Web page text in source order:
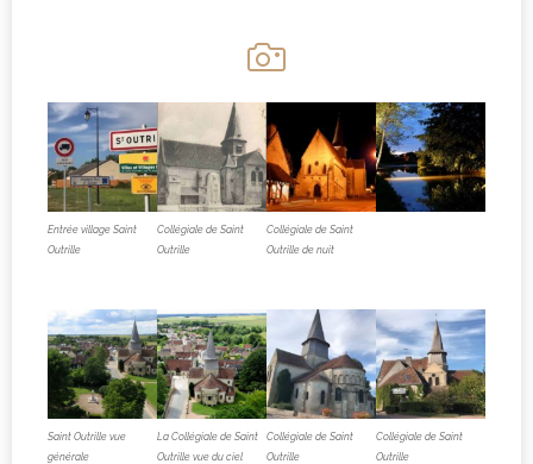
Entrée village Saint
Outrille
Collégiale de Saint
Outrille
Collégiale de Saint
Outrille de nuit
Saint Outrille vue
générale
La Collégiale de Saint
Outrille vue du ciel
Collégiale de Saint
Outrille
Collégiale de Saint
Outrille